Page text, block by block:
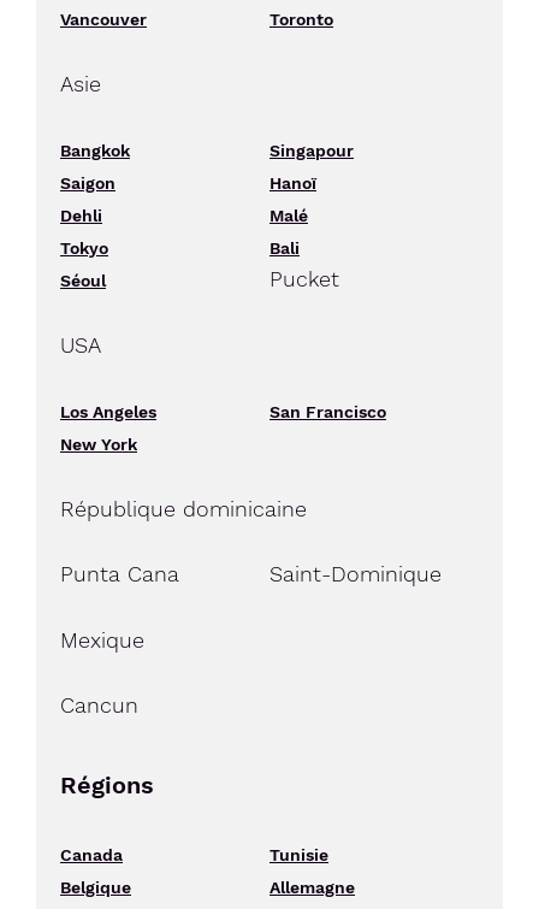
Vancouver
Toronto
Asie
Bangkok
Singapour
Saigon
Hanoï
Dehli
Malé
Tokyo
Bali
Séoul
Pucket
USA
Los Angeles
San Francisco
New York
République dominicaine
Punta Cana Saint-Dominique
Mexique
Cancun
Régions
Canada
Tunisie
Belgique
Allemagne